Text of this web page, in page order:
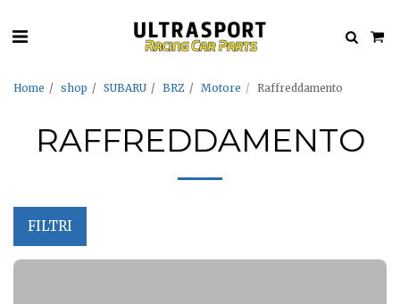
Home shop SUBARU BRZ Motore Raffreddamento
RAFFREDDAMENTO
FILTRI